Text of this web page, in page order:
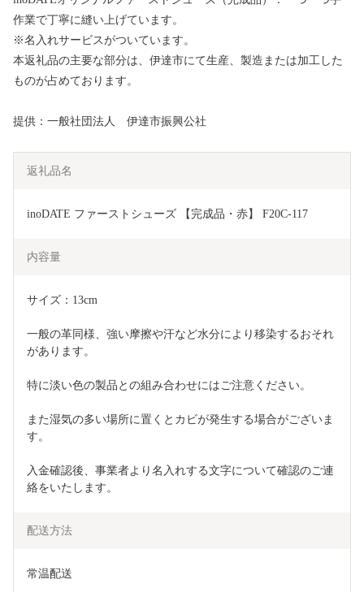
作業で丁寧に縫い上げています。
※名入れサービスがついています。
本返礼品の主要な部分は、伊達市にて生産、製造または加工した
ものが占めております。
提供：一般社団法人 伊達市振興公社
返礼品名
inoDATE ファーストシューズ 【完成品・赤】 F20C-117
内容量
サイズ：13cm
一般の革同様、強い摩擦や汗など水分により移染するおそれ
があります。
特に淡い色の製品との組み合わせにはご注意ください。
また湿気の多い場所に置くとカビが発生する場合がございま
す。
入金確認後、事業者より名入れする文字について確認のご連
絡をいたします。
配送方法
常温配送